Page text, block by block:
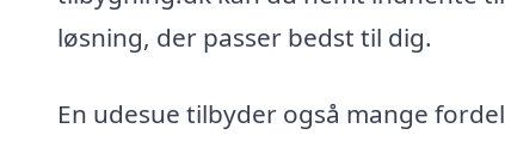
løsning, der passer bedst til dig.
En udesue tilbyder også mange